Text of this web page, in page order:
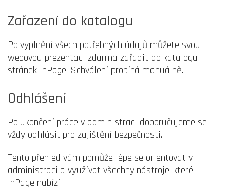
Zařazení do katalogu
Po vyplnění všech potřebných údajů můžete svou
webovou prezentaci zdarma zařadit do katalogu
stránek inPage. Schválení probíhá manuálně.
Odhlášení
Po ukončení práce v administraci doporučujeme se
vždy odhlásit pro zajištění bezpečnosti.
Tento přehled vám pomůže lépe se orientovat v
administraci a využívat všechny nástroje, které
inPage nabízí.